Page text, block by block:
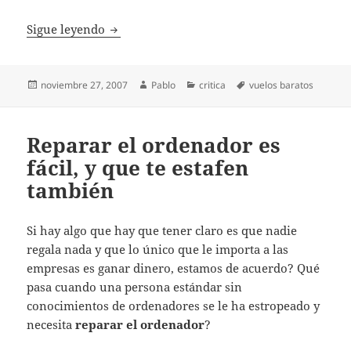
Sigue leyendo Otra página más de Vuelos Baratos
Publicado
noviembre 27, 2007 Autor
Pablo Categorías
critica Etiquetas
vuelos baratos
Reparar el ordenador es
fácil, y que te estafen
también
Si hay algo que hay que tener claro es que nadie
regala nada y que lo único que le importa a las
empresas es ganar dinero, estamos de acuerdo? Qué
pasa cuando una persona estándar sin
conocimientos de ordenadores se le ha estropeado y
necesitareparar el ordenador?